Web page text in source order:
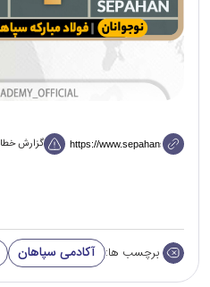
گزارش خطا
برچسب ها: آکادمی سپاهان